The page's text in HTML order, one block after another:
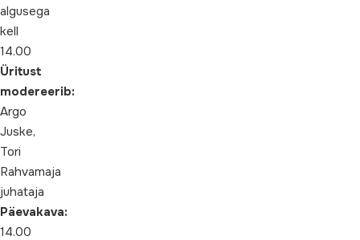
algusega
kell
14.00
Üritust
modereerib:
Argo
Juske,
Tori
Rahvamaja
juhataja
Päevakava:
14.00